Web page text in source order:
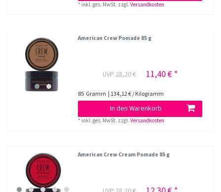
* inkl. ges. MwSt. zzgl.Versandkosten
American Crew Pomade 85 g
UVP 28,20 € 11,40 € *
85 Gramm | 134,12 € / Kilogramm
In den Warenkorb
* inkl. ges. MwSt. zzgl.Versandkosten
American Crew Cream Pomade 85 g